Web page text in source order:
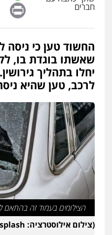
0507206063
עו"ד זוהר
פשיעה
עו"ד אסף
פלילי עבירות
חמורה
עו"ד שלי
משפט פלילי
וחקירות צבאי
חברים
החשוד טען כי ניסה
שאשתו בוגדת בו,
יחלו בתהליך
לרכב, טען שהיא
הצילומים בעמוד זה בהתאם לסעיף 27א לחוק
(צילום אילוסטרציה: Kenan Reed on